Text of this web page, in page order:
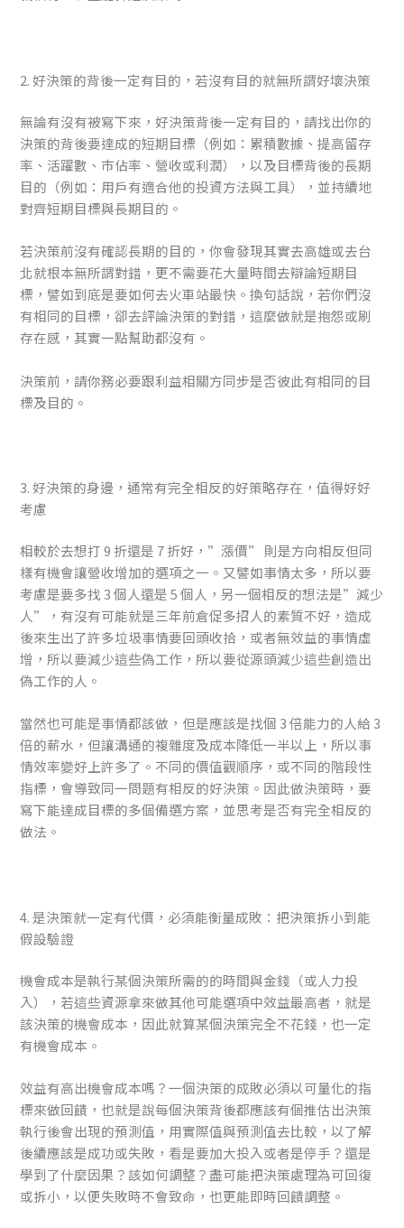
2. 好決策的背後一定有目的，若沒有目的就無所謂好壞決策
無論有沒有被寫下來，好決策背後一定有目的，請找出你的
決策的背後要達成的短期目標（例如：累積數據、提高留存
率、活躍數、市佔率、營收或利潤），以及目標背後的長期
目的（例如：用戶有適合他的投資方法與工具），並持續地
對齊短期目標與長期目的。
若決策前沒有確認長期的目的，你會發現其實去高雄或去台
北就根本無所謂對錯，更不需要花大量時間去辯論短期目
標，譬如到底是要如何去火車站最快。換句話說，若你們沒
有相同的目標，卻去評論決策的對錯，這麼做就是抱怨或刷
存在感，其實一點幫助都沒有。
決策前，請你務必要跟利益相關方同步是否彼此有相同的目
標及目的。
3. 好決策的身邊，通常有完全相反的好策略存在，值得好好
考慮
相較於去想打 9 折還是 7 折好，”漲價” 則是方向相反但同
樣有機會讓營收增加的選項之一。又譬如事情太多，所以要
考慮是要多找 3 個人還是 5 個人，另一個相反的想法是”減少
人”，有沒有可能就是三年前倉促多招人的素質不好，造成
後來生出了許多垃圾事情要回頭收拾，或者無效益的事情虛
增，所以要減少這些偽工作，所以要從源頭減少這些創造出
偽工作的人。
當然也可能是事情都該做，但是應該是找個 3 倍能力的人給 3
倍的薪水，但讓溝通的複雜度及成本降低一半以上，所以事
情效率變好上許多了。不同的價值觀順序，或不同的階段性
指標，會導致同一問題有相反的好決策。因此做決策時，要
寫下能達成目標的多個備選方案，並思考是否有完全相反的
做法。
4. 是決策就一定有代價，必須能衡量成敗：把決策拆小到能
假設驗證
機會成本是執行某個決策所需的的時間與金錢（或人力投
入），若這些資源拿來做其他可能選項中效益最高者，就是
該決策的機會成本，因此就算某個決策完全不花錢，也一定
有機會成本。
效益有高出機會成本嗎？一個決策的成敗必須以可量化的指
標來做回饋，也就是說每個決策背後都應該有個推估出決策
執行後會出現的預測值，用實際值與預測值去比較，以了解
後續應該是成功或失敗，看是要加大投入或者是停手？還是
學到了什麼因果？該如何調整？盡可能把決策處理為可回復
或拆小，以便失敗時不會致命，也更能即時回饋調整。